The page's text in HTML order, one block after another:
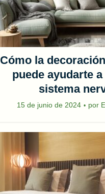
Cómo la
puede ayudarte
sistema
15 de junio de 2024 por